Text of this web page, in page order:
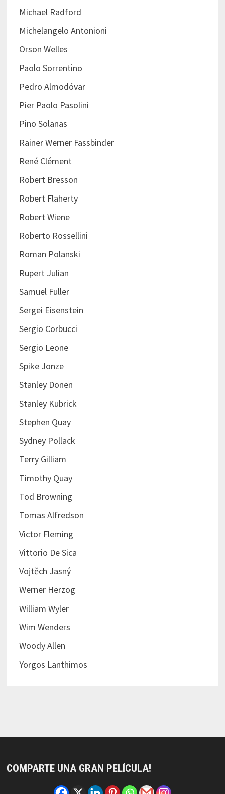
Michael Radford
Michelangelo Antonioni
Orson Welles
Paolo Sorrentino
Pedro Almodóvar
Pier Paolo Pasolini
Pino Solanas
Rainer Werner Fassbinder
René Clément
Robert Bresson
Robert Flaherty
Robert Wiene
Roberto Rossellini
Roman Polanski
Rupert Julian
Samuel Fuller
Sergei Eisenstein
Sergio Corbucci
Sergio Leone
Spike Jonze
Stanley Donen
Stanley Kubrick
Stephen Quay
Sydney Pollack
Terry Gilliam
Timothy Quay
Tod Browning
Tomas Alfredson
Victor Fleming
Vittorio De Sica
Vojtěch Jasný
Werner Herzog
William Wyler
Wim Wenders
Woody Allen
Yorgos Lanthimos
COMPARTE UNA GRAN PELÍCULA!